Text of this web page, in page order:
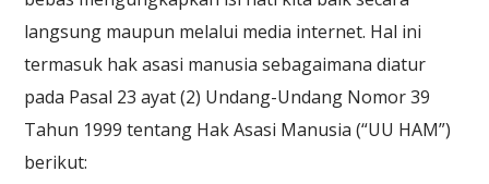
langsung maupun melalui media internet. Hal ini
termasuk hak asasi manusia sebagaimana diatur
pada Pasal 23 ayat (2) Undang-Undang Nomor 39
Tahun 1999 tentang Hak Asasi Manusia (“UU HAM”)
berikut: